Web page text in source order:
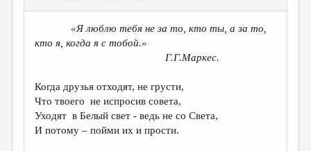
ЛИТСАЛОН
ОТДЕЛЫ И РУБРИКИ
ИЗБРАННОЕ
ДАЙДЖЕСТ
«Я люблю тебя не за то, кто ты, а за то,
кто я, когда я с тобой.»
Г.Г.Маркес.
Когда друзья отходят, не грусти,
Что твоего не испросив совета,
Уходят в Белый свет - ведь не со Света,
И потому – пойми их и прости.